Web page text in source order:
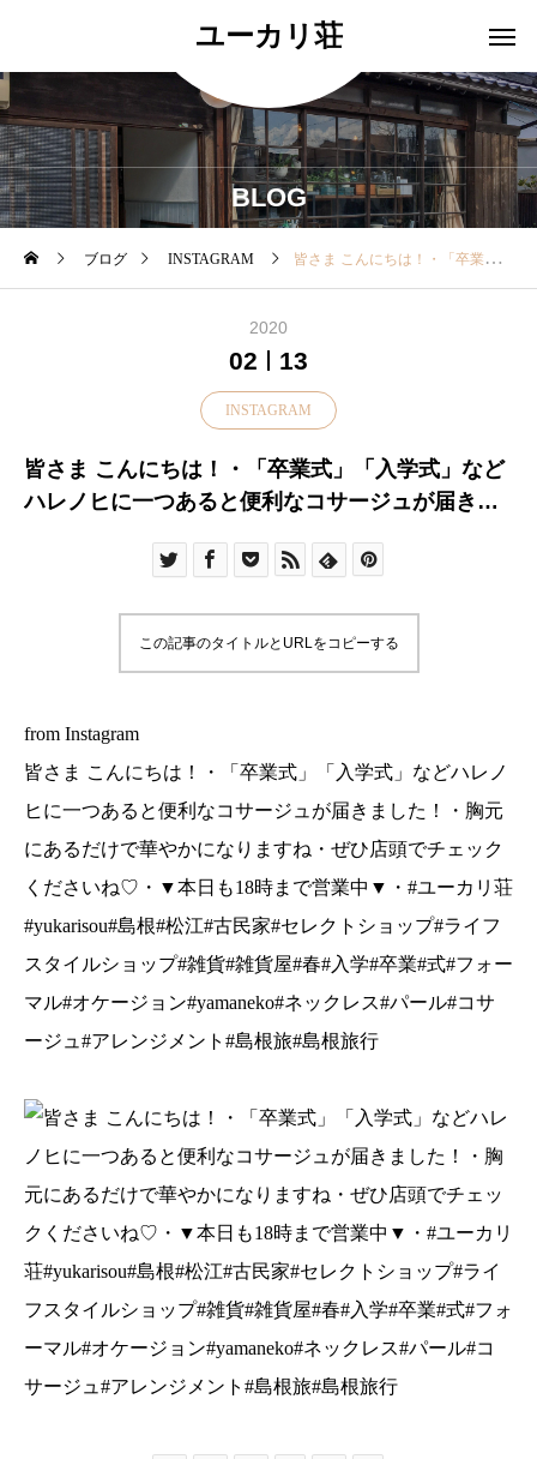
ユーカリ荘
BLOG
ブログ INSTAGRAM 皆さま こんにちは！・「卒業式」「入学式」などハレノヒに一つあると便利なコサージュが届きました！・胸元にあるだけで華やかになりますね・ぜひ店頭でチェックくださいね♡・▼本日も18時まで営業中▼・#ユーカリ荘#yukarisou#島根#松江#古民家#セレクトショップ#ライフスタイルショップ#雑貨#雑貨屋#春#入学#卒業#式#フォーマル#オケージョン#yamaneko#ネックレス#パール#コサージュ#アレンジメント#島根旅#島根旅行
2020
02 13
INSTAGRAM
皆さま こんにちは！・「卒業式」「入学式」など
ハレノヒに一つあると便利なコサージュが届きま
ぜひ店頭でチェックくださいね♡・▼本日も18時
江#古民家#セレクトショップ#ライフスタイルショ
サージュ#アレンジメント#島根旅#島根旅行
この記事のタイトルとURLをコピーする
from Instagram
皆さま こんにちは！・「卒業式」「入学式」などハレノ
ヒに一つあると便利なコサージュが届きました！・胸元
にあるだけで華やかになりますね・ぜひ店頭でチェック
くださいね♡・▼本日も18時まで営業中▼・#ユーカリ荘
#yukarisou#島根#松江#古民家#セレクトショップ#ライフ
スタイルショップ#雑貨#雑貨屋#春#入学#卒業#式#フォー
マル#オケージョン#yamaneko#ネックレス#パール#コサ
ージュ#アレンジメント#島根旅#島根旅行